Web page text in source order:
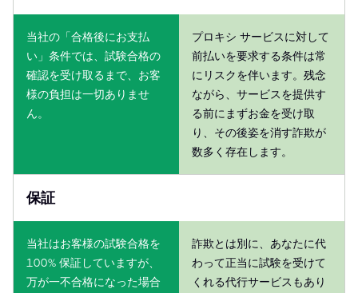
当社の「合格後にお支払
い」条件では、試験合格の
確認を受け取るまで、お客
様の負担は一切ありませ
ん。
プロキシ サービスに対して
前払いを要求する条件は常
にリスクを伴います。残念
ながら、サービスを提供す
る前にまずお金を受け取
り、その後姿を消す詐欺が
数多く存在します。
保証
当社はお客様の試験合格を
100% 保証していますが、
万が一不合格になった場合
詐欺とは別に、あなたに代
わって正当に試験を受けて
くれる代行サービスもあり